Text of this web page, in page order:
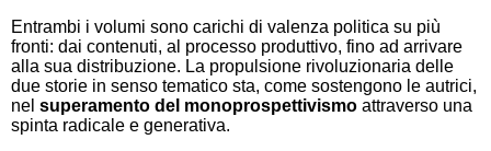
Entrambi i volumi sono carichi di valenza politica su più
fronti: dai contenuti, al processo produttivo, fino ad arrivare
alla sua distribuzione. La propulsione rivoluzionaria delle
due storie in senso tematico sta, come sostengono le autrici,
nel superamento del monoprospettivismo attraverso una
spinta radicale e generativa.